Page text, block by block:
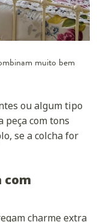
muito bem
ou algum tipo
peça comtons
se a colcha for
com
charme extra